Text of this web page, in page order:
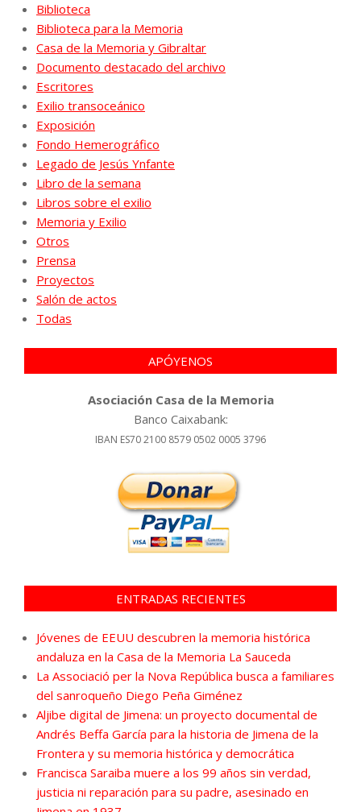
Biblioteca
Biblioteca para la Memoria
Casa de la Memoria y Gibraltar
Documento destacado del archivo
Escritores
Exilio transoceánico
Exposición
Fondo Hemerográfico
Legado de Jesús Ynfante
Libro de la semana
Libros sobre el exilio
Memoria y Exilio
Otros
Prensa
Proyectos
Salón de actos
Todas
APÓYENOS
Asociación Casa de la Memoria
Banco Caixabank:
IBAN ES70 2100 8579 0502 0005 3796
ENTRADAS RECIENTES
Jóvenes de EEUU descubren la memoria histórica
andaluza en la Casa de la Memoria La Sauceda
La Associació per la Nova República busca a familiares
del sanroqueño Diego Peña Giménez
Aljibe digital de Jimena: un proyecto documental de
Andrés Beffa García para la historia de Jimena de la
Frontera y su memoria histórica y democrática
Francisca Saraiba muere a los 99 años sin verdad,
justicia ni reparación para su padre, asesinado en